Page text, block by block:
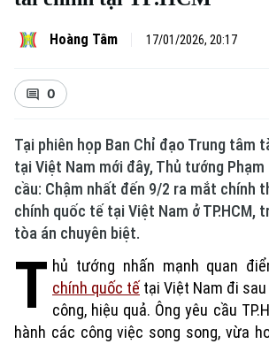
Hoàng Tâm 17/01/2026, 20:17
0
Tại phiên họp Ban Chỉ đạo Trung tâm
tại Việt Nam mới đây, Thủ tướng Phạm
cầu: Chậm nhất đến 9/2 ra mắt chính
chính quốc tế tại Việt Nam ở TP.HCM,
tòa án chuyên biệt.
T hủ tướng nhấn mạnh quan
chính quốc tế tại Việt Nam đi
công, hiệu quả. Ông yêu cầu
hành các công việc song song, vừa